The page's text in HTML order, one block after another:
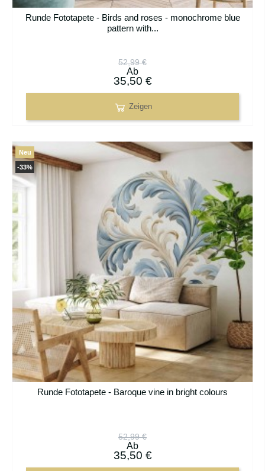
Runde Fototapete - Birds and roses - monochrome blue
pattern with...
52,99 €
Ab
35,50 €
Zeigen
Runde Fototapete - Baroque vine in bright colours
52,99 €
Ab
35,50 €
-33%
Neu